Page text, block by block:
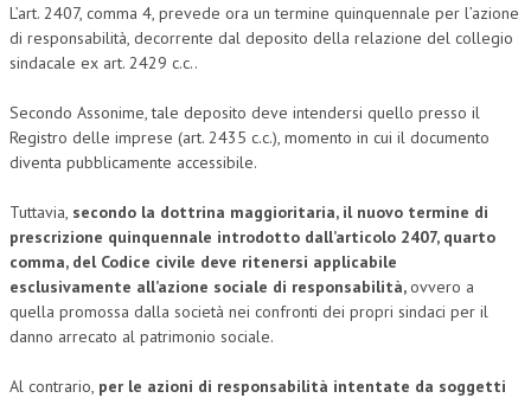
L’art. 2407, comma 4, prevede ora un termine quinquennale per l’azione
di responsabilità, decorrente dal deposito della relazione del collegio
sindacale ex art. 2429 c.c..
Secondo Assonime, tale deposito deve intendersi quello presso il
Registro delle imprese (art. 2435 c.c.), momento in cui il documento
diventa pubblicamente accessibile.
Tuttavia, secondo la dottrina maggioritaria, il nuovo termine di
prescrizione quinquennale introdotto dall’articolo 2407, quarto
comma, del Codice civile deve ritenersi applicabile
esclusivamente all’azione sociale di responsabilità,ovvero a
quella promossa dalla società nei confronti dei propri sindaci per il
danno arrecato al patrimonio sociale.
Al contrario, per le azioni di responsabilità intentate da soggetti